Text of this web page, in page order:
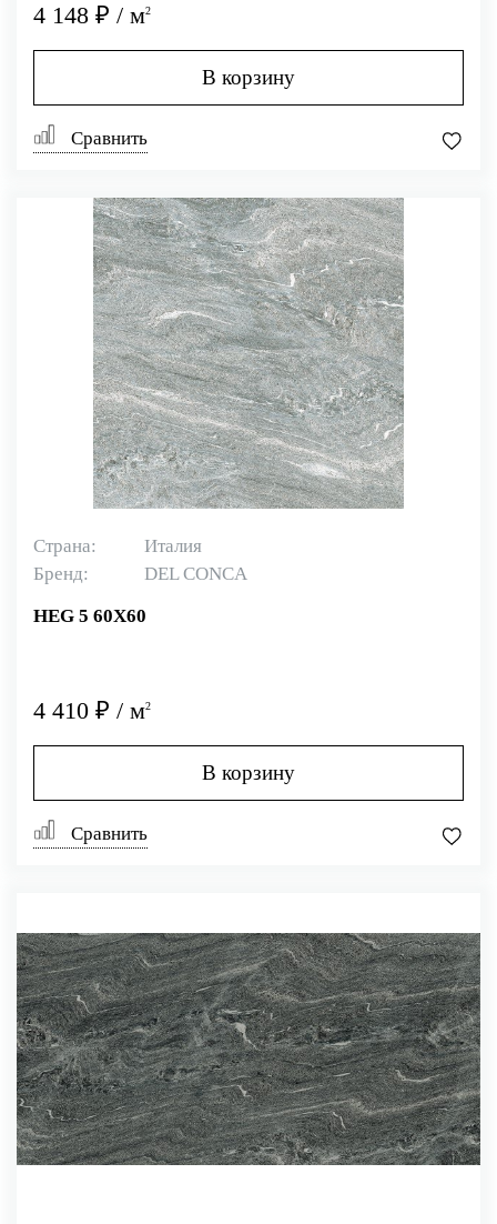
4 148 ₽ / м2
В корзину
Сравнить
Страна:
Италия
Бренд:
DEL CONCA
HEG 5 60X60
4 410 ₽ / м2
В корзину
Сравнить